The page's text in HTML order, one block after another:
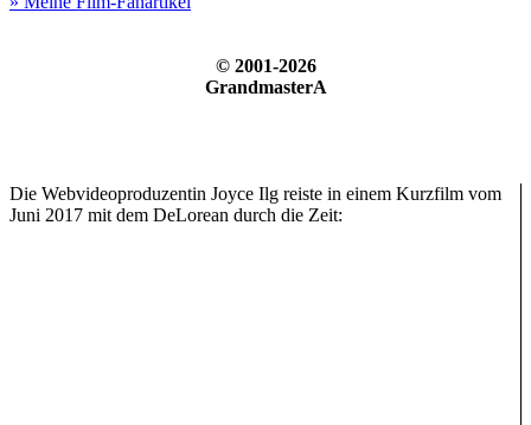
© 2001-2026
GrandmasterA
Die Webvideoproduzentin Joyce Ilg reiste in einem Kurzfilm vom
Juni 2017 mit dem DeLorean durch die Zeit: